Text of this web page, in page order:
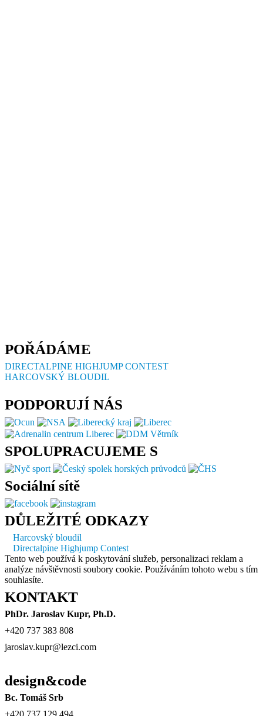
POŘÁDÁME
DIRECTALPINE HIGHJUMP CONTEST
HARCOVSKÝ BLOUDIL
PODPORUJÍ NÁS
SPOLUPRACUJEME S
Sociální sítě
DŮLEŽITÉ ODKAZY
Harcovský bloudil
Directalpine Highjump Contest
Tento web používá k poskytování služeb, personalizaci reklam a
analýze návštěvnosti soubory cookie. Používáním tohoto webu s tím
souhlasíte.
KONTAKT
PhDr. Jaroslav Kupr, Ph.D.
+420 737 383 808
jaroslav.kupr@lezci.com
design&code
Bc. Tomáš Srb